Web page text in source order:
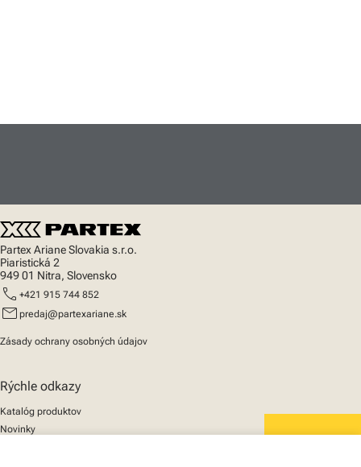
Partex Ariane Slovakia s.r.o.
Piaristická 2
949 01 Nitra, Slovensko
call +421 915 744 852
mail predaj@partexariane.sk
Zásady ochrany osobných údajov
Rýchle odkazy
Katalóg produktov
Novinky